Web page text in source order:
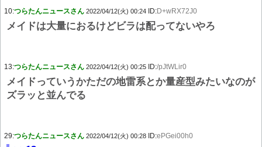
10:つらたんニュースさん 2022/04/12(火) 00:24 ID:D+wRX72J0
メイドは大量におるけどビラは配ってないやろ
13:つらたんニュースさん 2022/04/12(火) 00:25 ID:/pJtWLir0
メイドっていうかただの地雷系とか量産型みたいなのが
ズラッと並んでる
29:つらたんニュースさん 2022/04/12(火) 00:28 ID:ePGei00h0